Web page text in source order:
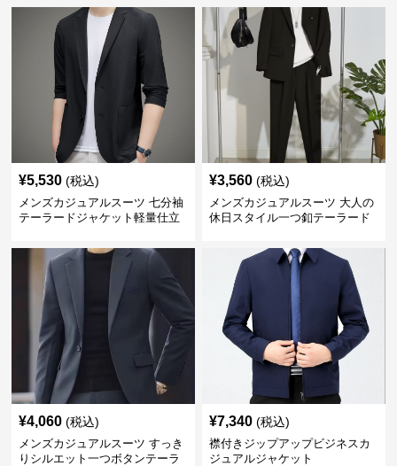
¥5,530 (税込)
メンズカジュアルスーツ 七分袖
テーラードジャケット軽量仕立
¥3,560 (税込)
メンズカジュアルスーツ 大人の
休日スタイル一つ釦テーラード
¥4,060 (税込)
メンズカジュアルスーツ すっき
りシルエット一つボタンテーラ
¥7,340 (税込)
襟付きジップアップビジネスカ
ジュアルジャケット